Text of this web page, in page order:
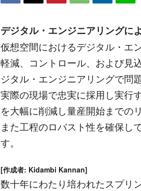
デジタル・エンジニアリングに
仮想空間におけるデジタル・エ
軽減、コントロール、および見
ジタル・エンジニアリングで問
実際の現場で忠実に採用し実行
を大幅に削減し量産開始までの
また工程のロバスト性を確保し
す。
[作成者: Kidambi Kannan]
数十年にわたり培われたスプリ